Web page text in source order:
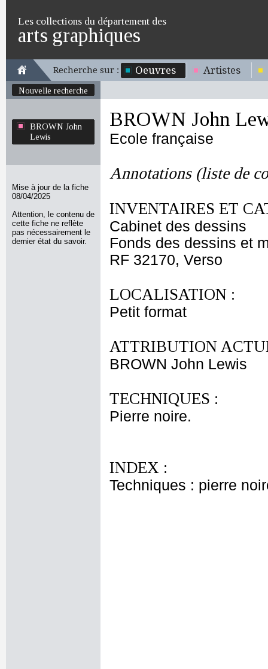
Les collections du département des
arts graphiques
Recherche sur : Oeuvres Artistes
Nouvelle recherche
BROWN John
Lewis
Mise à jour de la fiche
08/04/2025
Attention, le contenu de
cette fiche ne reflète
pas nécessairement le
dernier état du savoir.
BROWN John
Ecole française
Annotations (liste de
INVENTAIRES ET
Cabinet des dessins
Fonds des dessins et
RF 32170, Verso
LOCALISATION :
Petit format
ATTRIBUTION
BROWN John Lewis
TECHNIQUES :
Pierre noire.
INDEX :
Techniques : pierre